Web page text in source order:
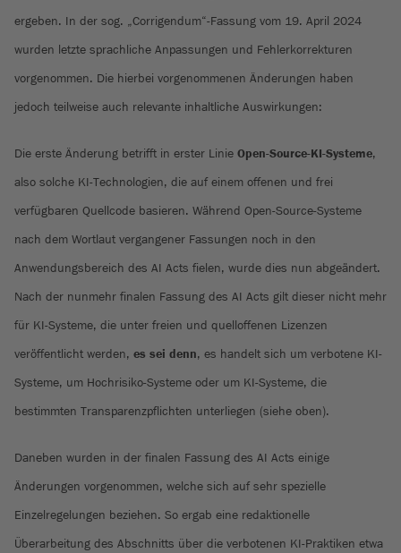
ergeben. In der sog. „Corrigendum“-Fassung vom 19. April 2024
wurden letzte sprachliche Anpassungen und Fehlerkorrekturen
vorgenommen. Die hierbei vorgenommenen Änderungen haben
jedoch teilweise auch relevante inhaltliche Auswirkungen:
Die erste Änderung betrifft in erster Linie Open-Source-KI-Systeme,
also solche KI-Technologien, die auf einem offenen und frei
verfügbaren Quellcode basieren. Während Open-Source-Systeme
nach dem Wortlaut vergangener Fassungen noch in den
Anwendungsbereich des AI Acts fielen, wurde dies nun abgeändert.
Nach der nunmehr finalen Fassung des AI Acts gilt dieser nicht mehr
für KI-Systeme, die unter freien und quelloffenen Lizenzen
veröffentlicht werden, es sei denn, es handelt sich um verbotene KI-
Systeme, um Hochrisiko-Systeme oder um KI-Systeme, die
bestimmten Transparenzpflichten unterliegen (siehe oben).
Daneben wurden in der finalen Fassung des AI Acts einige
Änderungen vorgenommen, welche sich auf sehr spezielle
Einzelregelungen beziehen. So ergab eine redaktionelle
Überarbeitung des Abschnitts über die verbotenen KI-Praktiken etwa